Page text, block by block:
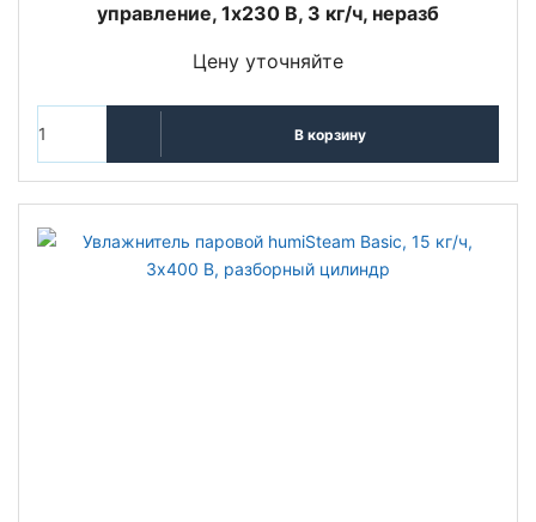
управление, 1x230 В, 3 кг/ч, неразб
Цену уточняйте
В корзину